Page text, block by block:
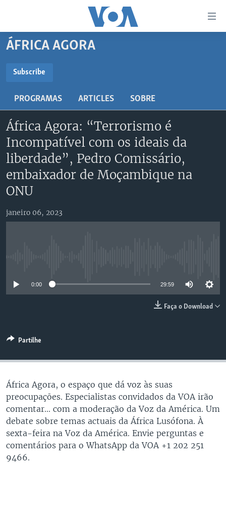
Acesso
para
Navegação
principal
para
Pesquisa
ANGOLA
GUINÉ-BISSAU
ÁFRICA E MUNDO
BRASIL
DOSSIERS ESPECIAIS
AFRICA AGORA
VÍDEOS
VOA60 ÁFRICA
VOA 60 CLIMA
VOA60 MUNDO
ÁUDIO
ENTRETENIMENTO
SIGA-NOS
Línguas
ÁFRICA AGORA
Subscribe
Subscreva
PROGRAMAS ARTICLES SOBRE
África Agora: “Terrorismo é
Incompatível com os ideais da
liberdade”, Pedro Comissário,
embaixador de Moçambique na
ONU
janeiro 06, 2023
0:00 29:59
Faça o Download
Partilhe
África Agora, o espaço que dá voz às suas
preocupaçōes. Especialistas convidados da VOA irão
comentar... com a moderação da Voz da América. Um
debate sobre temas actuais da África Lusófona. À
sexta-feira na Voz da América. Envie perguntas e
comentários para o WhatsApp da VOA +1 202 251
9466.